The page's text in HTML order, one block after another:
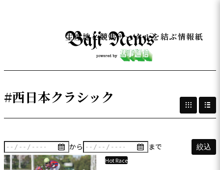
生産地と競馬サークルを結ぶ情報紙
#西日本クラシック
から まで 絞込
Hot Race